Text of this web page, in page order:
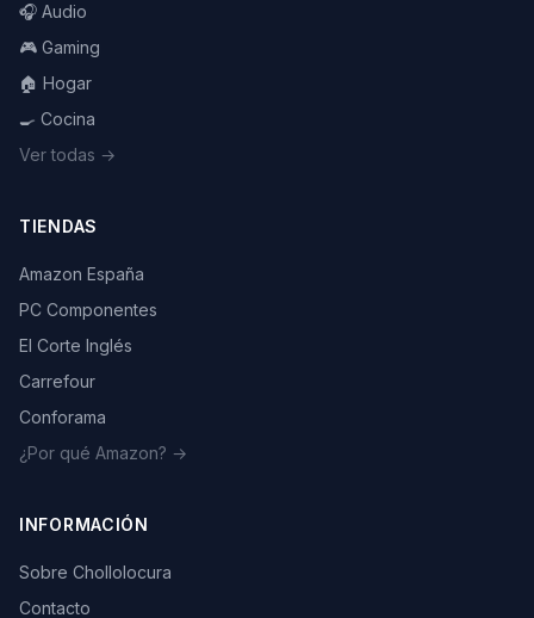
🎧 Audio
🎮 Gaming
🏠 Hogar
🍳 Cocina
Ver todas →
TIENDAS
Amazon España
PC Componentes
El Corte Inglés
Carrefour
Conforama
¿Por qué Amazon? →
INFORMACIÓN
Sobre Chollolocura
Contacto